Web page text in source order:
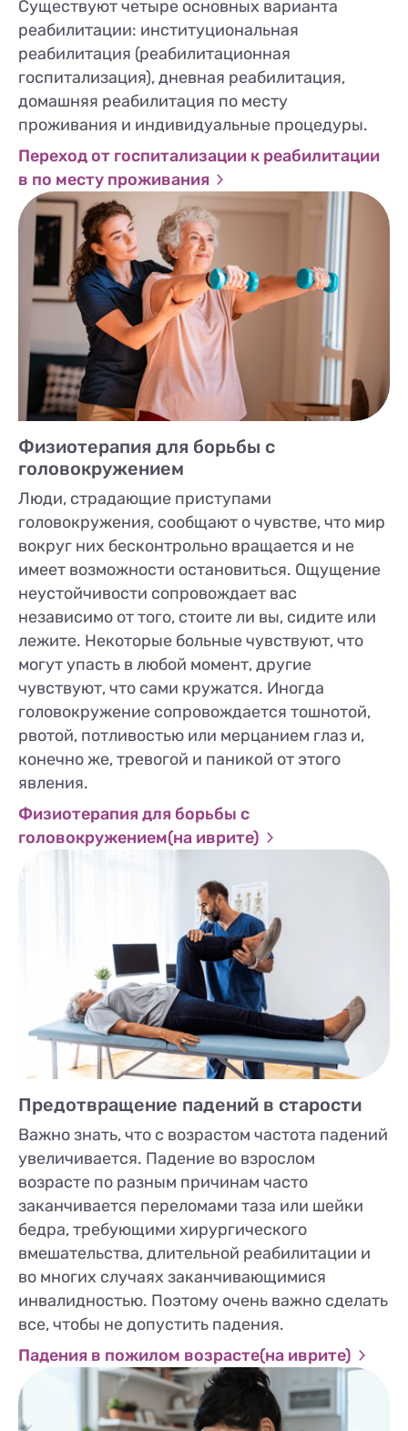
Существуют четыре основных варианта
реабилитации: институциональная
реабилитация (реабилитационная
госпитализация), дневная реабилитация,
домашняя реабилитация по месту
проживания и индивидуальные процедуры.
Переход от госпитализации к реабилитации
в по месту проживания
Физиотерапия для борьбы с
головокружением
Люди, страдающие приступами
головокружения, сообщают о чувстве, что мир
вокруг них бесконтрольно вращается и не
имеет возможности остановиться. Ощущение
неустойчивости сопровождает вас
независимо от того, стоите ли вы, сидите или
лежите. Некоторые больные чувствуют, что
могут упасть в любой момент, другие
чувствуют, что сами кружатся. Иногда
головокружение сопровождается тошнотой,
рвотой, потливостью или мерцанием глаз и,
конечно же, тревогой и паникой от этого
явления.
Физиотерапия для борьбы с
головокружением(на иврите)
Предотвращение падений в старости
Важно знать, что с возрастом частота падений
увеличивается. Падение во взрослом
возрасте по разным причинам часто
заканчивается переломами таза или шейки
бедра, требующими хирургического
вмешательства, длительной реабилитации и
во многих случаях заканчивающимися
инвалидностью. Поэтому очень важно сделать
все, чтобы не допустить падения.
Падения в пожилом возрасте(на иврите)